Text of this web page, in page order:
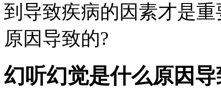
到导致疾病的因素才是
原因导致的?
幻听幻觉是什么原因